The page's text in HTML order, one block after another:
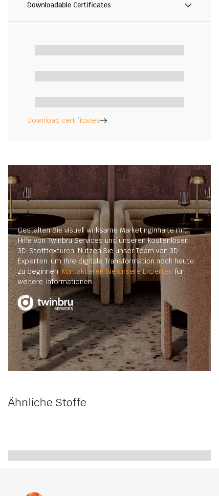
Downloadable Certificates
Download certificates
Gestalten Sie visuell wirksame Marketinginhalte mit
Hilfe von Twinbru Services und unseren kostenlosen
3D-Stofftexturen. Nutzen Sie unser Team von 3D-
Experten, um Ihre digitale Transformation noch heute
zu beginnen.Kontaktieren Sie unsere Expertenfür
weitere Informationen.
Ähnliche Stoffe